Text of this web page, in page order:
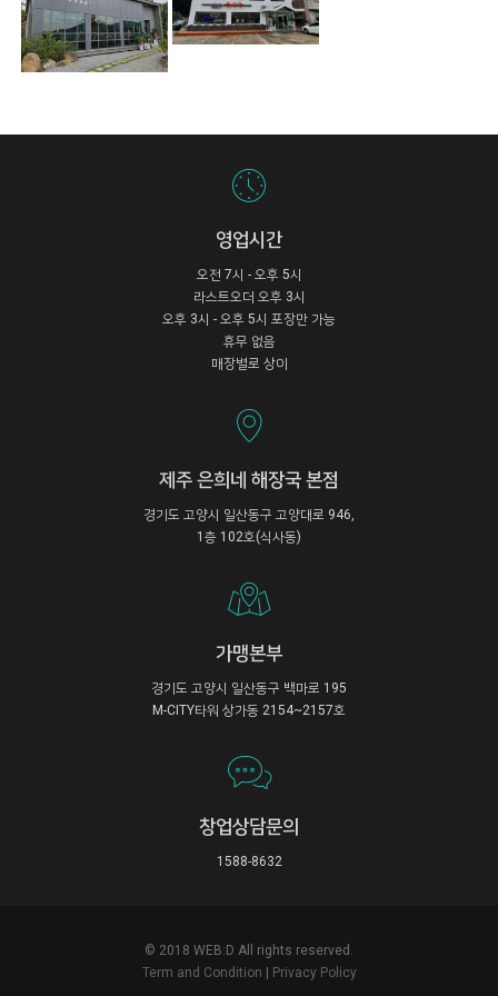
영업시간
오전 7시 - 오후 5시
라스트오더 오후 3시
오후 3시 - 오후 5시 포장만 가능
휴무 없음
매장별로 상이
제주 은희네 해장국 본점
경기도 고양시 일산동구 고양대로 946,
1층 102호(식사동)
가맹본부
경기도 고양시 일산동구 백마로 195
M-CITY타워 상가동 2154~2157호
창업상담문의
1588-8632
© 2018 WEB:D All rights reserved.
Term and Condition
Privacy Policy